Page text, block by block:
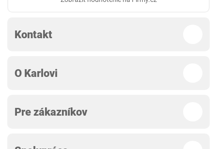
Kontakt
O Karlovi
Pre zákazníkov